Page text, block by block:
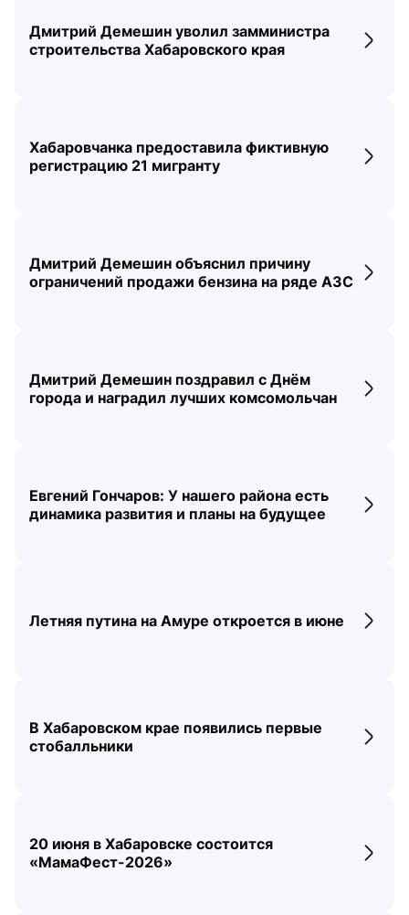
Дмитрий Демешин уволил замминистра
строительства Хабаровского края
Хабаровчанка предоставила фиктивную
регистрацию 21 мигранту
Дмитрий Демешин объяснил причину
ограничений продажи бензина на ряде АЗС
Дмитрий Демешин поздравил с Днём
города и наградил лучших комсомольчан
Евгений Гончаров: У нашего района есть
динамика развития и планы на будущее
Летняя путина на Амуре откроется в июне
В Хабаровском крае появились первые
стобалльники
20 июня в Хабаровске состоится
«МамаФест-2026»